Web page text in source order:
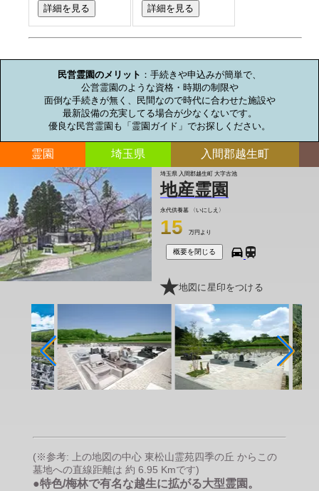
詳細を見る 詳細を見る
民営霊園のメリット ：手続きや申込みが簡単で、
公営霊園のような資格・時期の制限や
面倒な手続きが無く、民間なので時代に合わせた施設や
最新設備の充実してる場合が少なくないです。
優良な民営霊園も「霊園ガイド」でお探しください。
霊園 埼玉県 入間郡越生町
埼玉県 入間郡越生町 大字古池
地産霊園
永代供養墓 〈いにしえ〉
15 万円より
概要を閉じる
地図に星印をつける
(※参考: 上の地図の中心 東松山霊苑四季の丘 からこの
墓地への直線距離は 約 6.95 Kmです)
●特色/梅林で有名な越生に拡がる大型霊園。